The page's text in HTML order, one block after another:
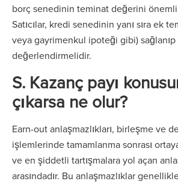
borç senedinin teminat değerini
Satıcılar, kredi senedinin yanı sıra ek
veya gayrimenkul ipoteği gibi) sağlanıp
değerlendirmelidir.
S. Kazanç payı
çıkarsa ne olur?
Earn-out anlaşmazlıkları, birleşme ve
işlemlerinde tamamlanma sonrası
ve en şiddetli tartışmalara yol açan
arasındadır. Bu anlaşmazlıklar